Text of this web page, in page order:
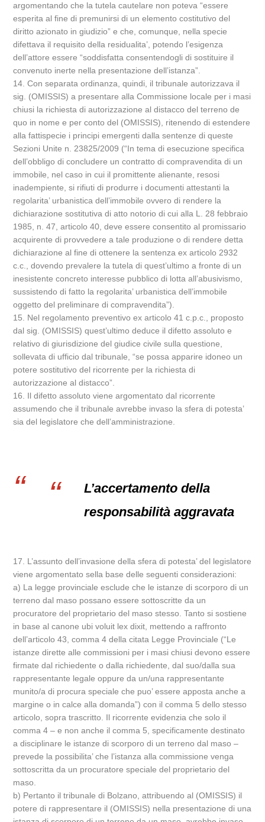
argomentando che la tutela cautelare non poteva “essere
esperita al fine di premunirsi di un elemento costitutivo del
diritto azionato in giudizio” e che, comunque, nella specie
difettava il requisito della residualita’, potendo l’esigenza
dell’attore essere “soddisfatta consentendogli di sostituire il
convenuto inerte nella presentazione dell’istanza”.
14. Con separata ordinanza, quindi, il tribunale autorizzava il
sig. (OMISSIS) a presentare alla Commissione locale per i masi
chiusi la richiesta di autorizzazione al distacco del terreno de
quo in nome e per conto del (OMISSIS), ritenendo di estendere
alla fattispecie i principi emergenti dalla sentenze di queste
Sezioni Unite n. 23825/2009 (“In tema di esecuzione specifica
dell’obbligo di concludere un contratto di compravendita di un
immobile, nel caso in cui il promittente alienante, resosi
inadempiente, si rifiuti di produrre i documenti attestanti la
regolarita’ urbanistica dell’immobile ovvero di rendere la
dichiarazione sostitutiva di atto notorio di cui alla L. 28 febbraio
1985, n. 47, articolo 40, deve essere consentito al promissario
acquirente di provvedere a tale produzione o di rendere detta
dichiarazione al fine di ottenere la sentenza ex articolo 2932
c.c., dovendo prevalere la tutela di quest’ultimo a fronte di un
inesistente concreto interesse pubblico di lotta all’abusivismo,
sussistendo di fatto la regolarita’ urbanistica dell’immobile
oggetto del preliminare di compravendita”).
15. Nel regolamento preventivo ex articolo 41 c.p.c., proposto
dal sig. (OMISSIS) quest’ultimo deduce il difetto assoluto e
relativo di giurisdizione del giudice civile sulla questione,
sollevata di ufficio dal tribunale, “se possa apparire idoneo un
potere sostitutivo del ricorrente per la richiesta di
autorizzazione al distacco”.
16. Il difetto assoluto viene argomentato dal ricorrente
assumendo che il tribunale avrebbe invaso la sfera di potesta’
sia del legislatore che dell’amministrazione.
L’accertamento della
responsabilità aggravata
17. L’assunto dell’invasione della sfera di potesta’ del legislatore
viene argomentato sella base delle seguenti considerazioni:
a) La legge provinciale esclude che le istanze di scorporo di un
terreno dal maso possano essere sottoscritte da un
procuratore del proprietario del maso stesso. Tanto si sostiene
in base al canone ubi voluit lex dixit, mettendo a raffronto
dell’articolo 43, comma 4 della citata Legge Provinciale (“Le
istanze dirette alle commissioni per i masi chiusi devono essere
firmate dal richiedente o dalla richiedente, dal suo/dalla sua
rappresentante legale oppure da un/una rappresentante
munito/a di procura speciale che puo’ essere apposta anche a
margine o in calce alla domanda”) con il comma 5 dello stesso
articolo, sopra trascritto. Il ricorrente evidenzia che solo il
comma 4 – e non anche il comma 5, specificamente destinato
a disciplinare le istanze di scorporo di un terreno dal maso –
prevede la possibilita’ che l’istanza alla commissione venga
sottoscritta da un procuratore speciale del proprietario del
maso.
b) Pertanto il tribunale di Bolzano, attribuendo al (OMISSIS) il
potere di rappresentare il (OMISSIS) nella presentazione di una